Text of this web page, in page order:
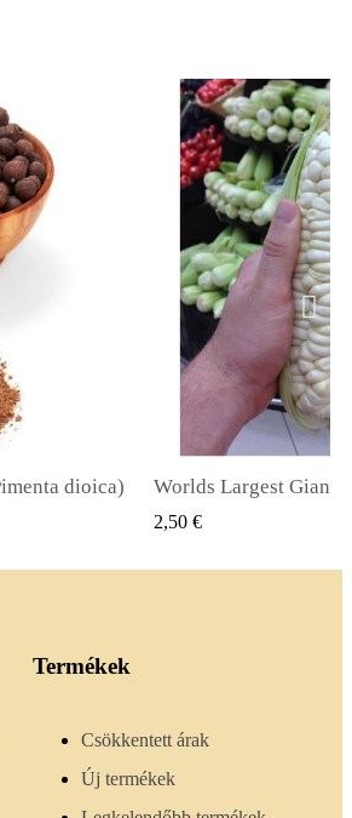
Worlds Largest Giant Corn Magvak Cuzco - Cusco Óriás napraforgó
2,40 €
Termékek
Csökkentett árak
Új termékek